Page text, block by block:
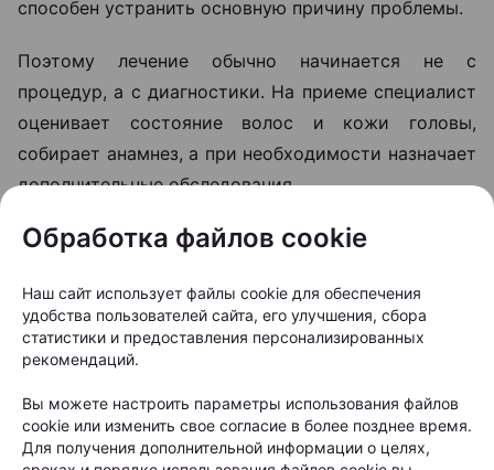
Кудаленкина.
Столкнувшись с выпадением волос, многие
начинают искать решение самостоятельно:
покупают шампуни, сыворотки, витамины и БАДы.
Однако такой подход далеко не всегда дает
Обработка файлов cookie
Наш сайт использует файлы cookie для обеспечения
удобства пользователей сайта, его улучшения, сбора
статистики и предоставления персонализированных
рекомендаций.
Вы можете настроить параметры использования файлов
cookie или изменить свое согласие в более позднее время.
Для получения дополнительной информации о целях,